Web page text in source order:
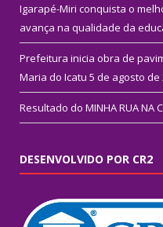
Igarapé-Miri conquista o
avança na qualidade da
Prefeitura inicia obra de
Maria do Icatu 5 de agosto de
Resultado do MINHA RUA NA
DESENVOLVIDO POR CR2